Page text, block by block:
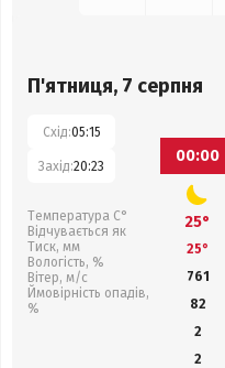
П'ятниця, 7 серпня
Схід:05:15
Захід:20:23
Температура С°
Відчувається як
Тиск, мм
Вологість, %
Вітер, м/с
Ймовірність опадів,
%
00:00
25°
25°
761
82
2
2